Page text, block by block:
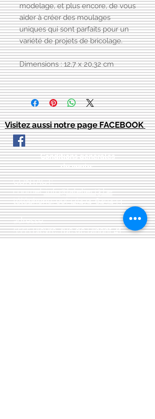
modelage, et plus encore, de vous
aider à créer des moulages
uniques qui sont parfaits pour un
variété de projets de bricolage.
Dimensions : 12,7 x 20,32 cm
Visitez aussi notre page FACEBOOK
Conditions générales
de vente::
CONTACT:
courriel:info@latelier13.be
téléphone:00(32)474-649433
adresse:
5555 Bièvre, rue de Dinant 41